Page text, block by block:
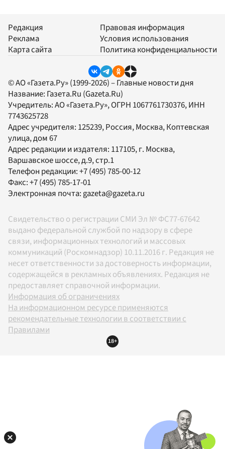
Редакция
Реклама
Карта сайта
Правовая информация
Условия использования
Политика конфиденциальности
© АО «Газета.Ру» (1999-2026) – Главные новости дня
Название: Газета.Ru (Gazeta.Ru)
Учредитель:АО «Газета.Ру», ОГРН 1067761730376, ИНН
7743625728
Адрес учредителя: 125239, Россия, Москва, Коптевская
улица, дом 67
Адрес редакции и издателя: 117105, г. Москва,
Варшавское шоссе, д.9, стр.1
Телефон редакции:+7 (495) 785-00-12
Факс:+7 (495) 785-17-01
Электронная почта:gazeta@gazeta.ru
Свидетельство о регистрации СМИ Эл № ФС77-67642
выдано федеральной службой по надзору в сфере
связи, информационных технологий и массовых
коммуникаций (Роскомнадзор) 10.11.2016 г. Редакция не
несет ответственности за достоверность информации,
содержащейся в рекламных объявлениях. Редакция не
предоставляет справочной информации.
Информация об ограничениях
На информационном ресурсе применяются
рекомендательные технологии в соответствии с
Правилами
18+